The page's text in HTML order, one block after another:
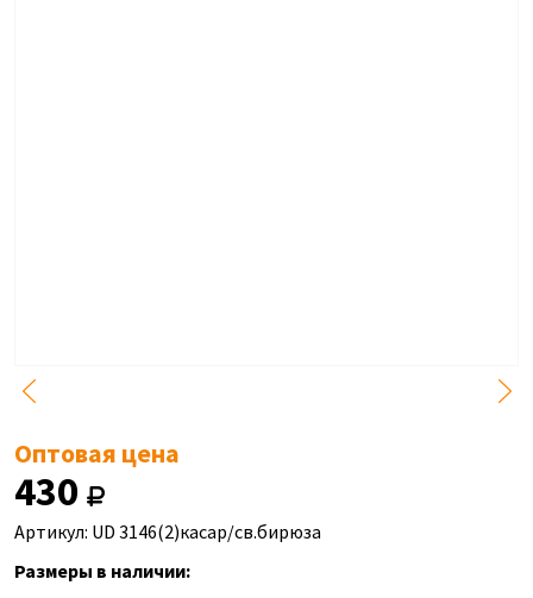
Оптовая цена
430
Артикул: UD 3146(2)касар/св.бирюза
Размеры в наличии: